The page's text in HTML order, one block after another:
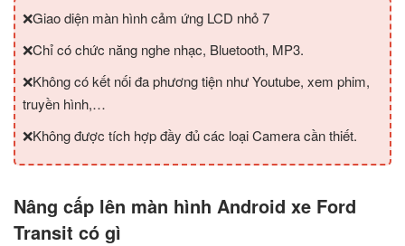
❌Giao diện màn hình cảm ứng LCD nhỏ 7
❌Chỉ có chức năng nghe nhạc, Bluetooth, MP3.
❌Không có kết nối đa phương tiện như Youtube, xem phim,
truyền hình,…
❌Không được tích hợp đầy đủ các loại Camera cần thiết.
Nâng cấp lên màn hình Android xe Ford
Transit có gì